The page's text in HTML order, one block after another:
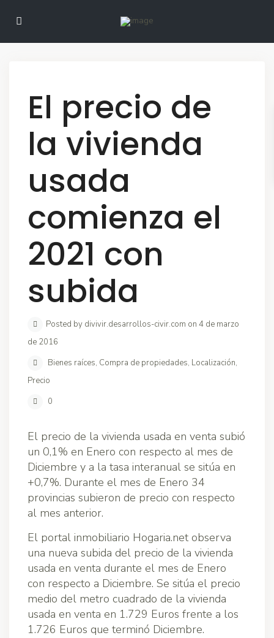
El precio de
la vivienda
usada
comienza el
2021 con
subida
Posted by divivir.desarrollos-civir.com on 4 de marzo
de 2016
Bienes raíces, Compra de propiedades, Localización,
Precio
0
El precio de la vivienda usada en venta subió
un 0,1% en Enero con respecto al mes de
Diciembre y a la tasa interanual se sitúa en
+0,7%. Durante el mes de Enero 34
provincias subieron de precio con respecto
al mes anterior.
El portal inmobiliario Hogaria.net observa
una nueva subida del precio de la vivienda
usada en venta durante el mes de Enero
con respecto a Diciembre. Se sitúa el precio
medio del metro cuadrado de la vivienda
usada en venta en 1.729 Euros frente a los
1.726 Euros que terminó Diciembre.